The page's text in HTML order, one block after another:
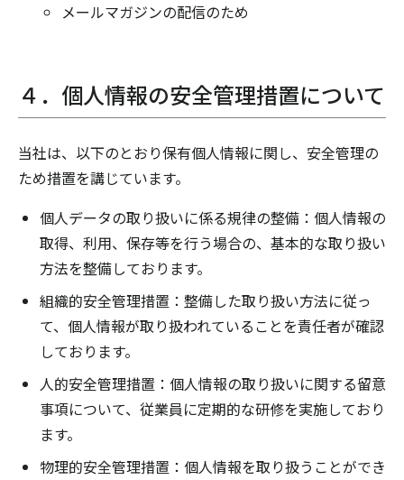
メールマガジンの配信のため
４．個人情報の安全管理措置について
当社は、以下のとおり保有個人情報に関し、安全管理の
ため措置を講じています。
個人データの取り扱いに係る規律の整備：個人情報の
取得、利用、保存等を行う場合の、基本的な取り扱い
方法を整備しております。
組織的安全管理措置：整備した取り扱い方法に従っ
て、個人情報が取り扱われていることを責任者が確認
しております。
人的安全管理措置：個人情報の取り扱いに関する留意
事項について、従業員に定期的な研修を実施しており
ます。
物理的安全管理措置：個人情報を取り扱うことができ